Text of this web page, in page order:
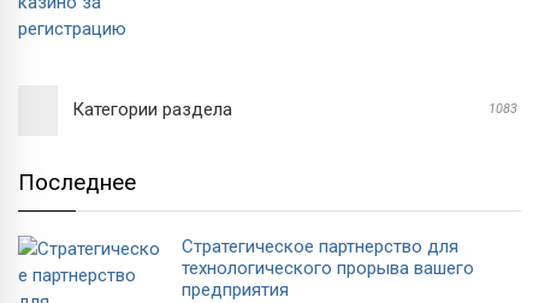
Категории раздела 1083
Последнее
Стратегическое партнерство для
технологического прорыва вашего
предприятия